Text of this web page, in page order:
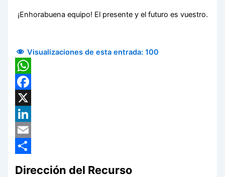
¡Enhorabuena equipo! El presente y el futuro es vuestro.
Visualizaciones de esta entrada: 100
WhatsApp
Facebook
X
LinkedIn
Email
Dirección del Recurso